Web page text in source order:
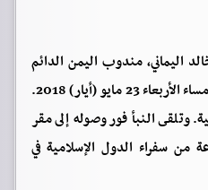
اليماني، مندوب اليمن الدائم
لدى الأمم بالمتحدة في نيويورك مساء الأربعاء 23 مايو (أيار) 2018.
وتلقى النبأ فور وصوله إلى مقر
من سفراء الدول الإسلامية في